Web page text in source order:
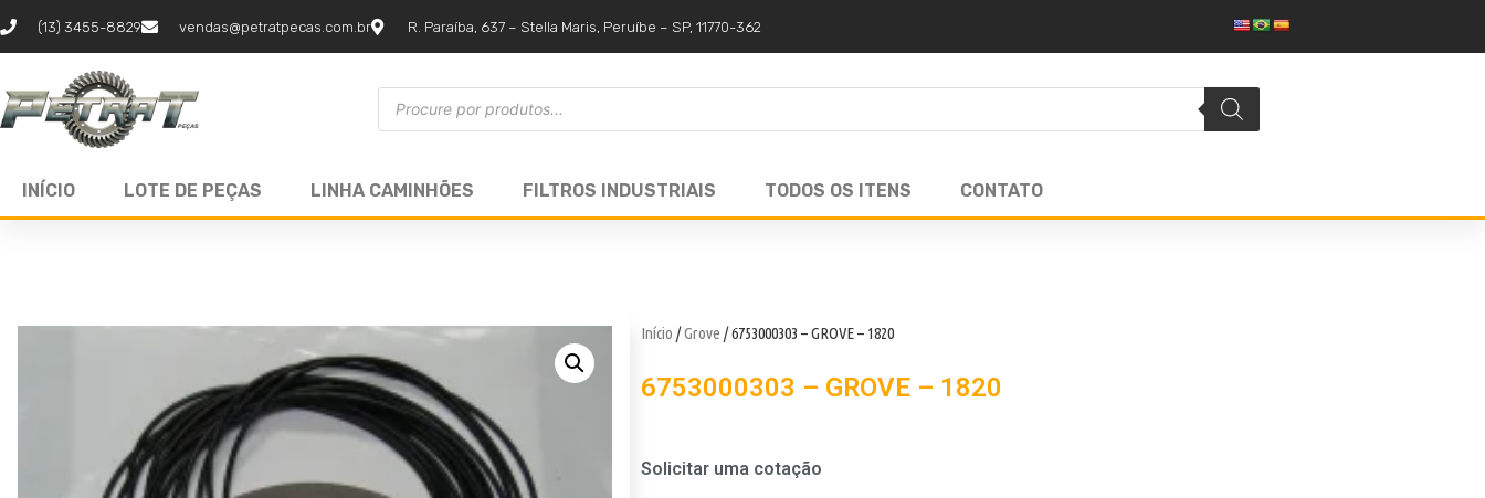
(13) 3455-8829 vendas@petratpecas.com.br R. Paraíba, 637 – Stella Maris, Peruíbe – SP, 11770-362
INÍCIO LOTE DE PEÇAS LINHA CAMINHÕES FILTROS INDUSTRIAIS TODOS OS ITENS CONTATO
Início /Grove / 6753000303 – GROVE – 1820
6753000303 – GROVE – 1820
Solicitar uma cotação